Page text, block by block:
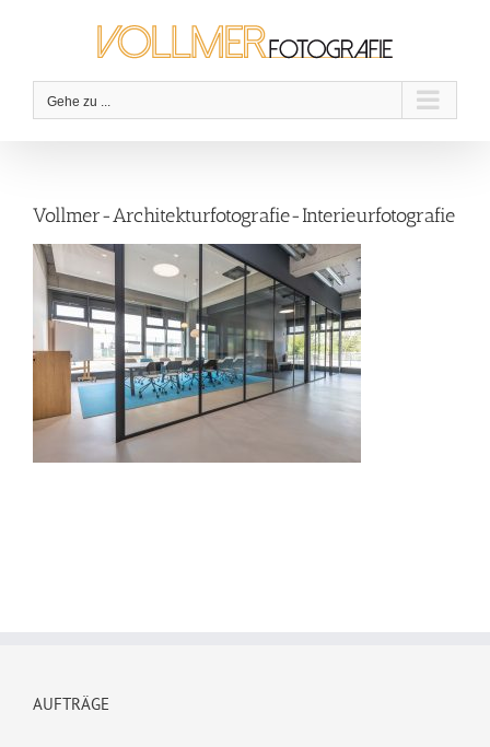
Gehe zu ...
Vollmer-Architekturfotografie-Interieurfotografie
AUFTRÄGE